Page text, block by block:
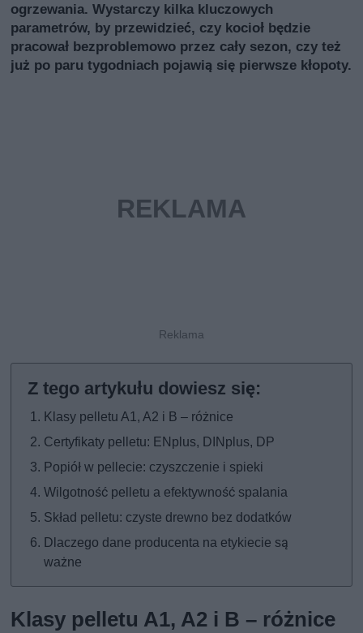
ogrzewania. Wystarczy kilka kluczowych
parametrów, by przewidzieć, czy kocioł będzie
pracował bezproblemowo przez cały sezon, czy też
już po paru tygodniach pojawią się pierwsze kłopoty.
Klasy pelletu A1, A2 i B – różnice
Certyfikaty pelletu: ENplus, DINplus, DP
Popiół w pellecie: czyszczenie i spieki
Wilgotność pelletu a efektywność spalania
Skład pelletu: czyste drewno bez dodatków
Dlaczego dane producenta na etykiecie są
ważne
Klasy pelletu A1, A2 i B – różnice